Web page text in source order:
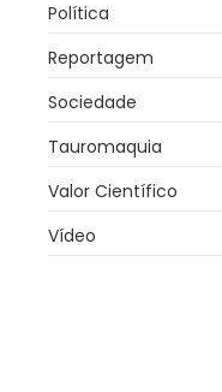
Política
Reportagem
Sociedade
Tauromaquia
Valor Científico
Vídeo